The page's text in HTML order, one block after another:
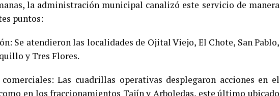
la administración municipal canalizó este servicio de manera
puntos:
Se atendieron las localidades de Ojital Viejo, El Chote, San Pablo,
y Tres Flores.
Las cuadrillas operativas desplegaron acciones en el
en los fraccionamientos Tajín y Arboledas, este último ubicado